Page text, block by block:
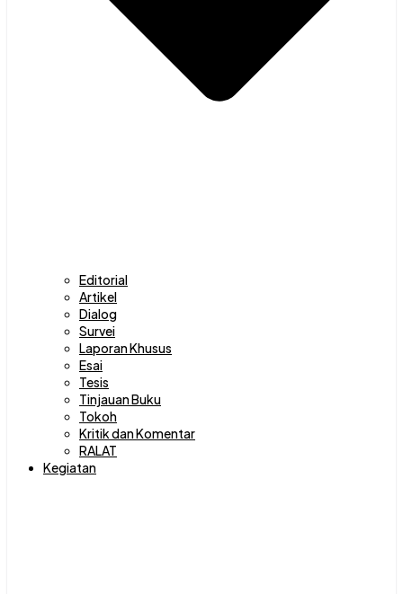
Editorial
Artikel
Dialog
Survei
Laporan Khusus
Esai
Tesis
Tinjauan Buku
Tokoh
Kritik dan Komentar
RALAT
Kegiatan